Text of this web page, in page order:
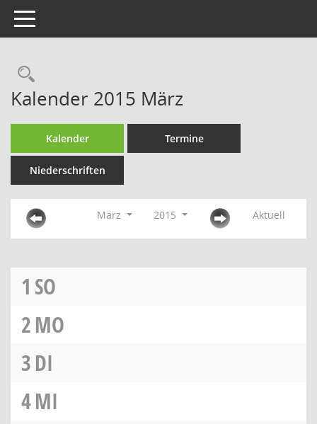
Toggle navigation
Rechercheauswahl
Kalender 2015 März
Kalender Termine
Niederschriften
März 2015 Aktuell
1 SO
2MO
3DI
4MI